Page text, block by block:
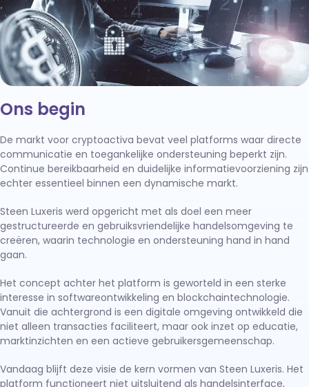
Ons begin
De markt voor cryptoactiva bevat veel platforms waar directe
communicatie en toegankelijke ondersteuning beperkt zijn.
Continue bereikbaarheid en duidelijke informatievoorziening zijn
echter essentieel binnen een dynamische markt.
Steen Luxeris werd opgericht met als doel een meer
gestructureerde en gebruiksvriendelijke handelsomgeving te
creëren, waarin technologie en ondersteuning hand in hand
gaan.
Het concept achter het platform is geworteld in een sterke
interesse in softwareontwikkeling en blockchaintechnologie.
Vanuit die achtergrond is een digitale omgeving ontwikkeld die
niet alleen transacties faciliteert, maar ook inzet op educatie,
marktinzichten en een actieve gebruikersgemeenschap.
Vandaag blijft deze visie de kern vormen van Steen Luxeris. Het
platform functioneert niet uitsluitend als handelsinterface,